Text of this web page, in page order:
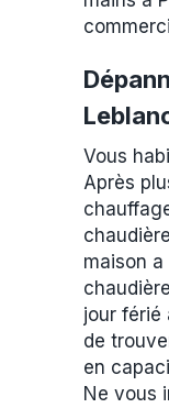
Vous
Après
maison a
jour férié
de
en
Ne vous